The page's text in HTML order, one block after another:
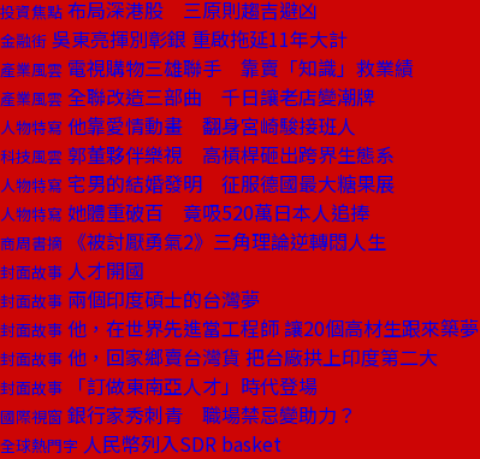
投資焦點 布局深港股 三原則趨吉避凶
金融街 吳東亮揮別彰銀 重啟拖延11年大計
產業風雲 電視購物三雄聯手 靠賣「知識」救業績
產業風雲 全聯改造三部曲 千日讓老店變潮牌
人物特寫 他靠愛情動畫 翻身宮崎駿接班人
科技風雲 郭董夥伴樂視 高槓桿砸出跨界生態系
人物特寫 宅男的結婚發明 征服德國最大糖果展
人物特寫 她體重破百 竟吸520萬日本人追捧
商周書摘 《被討厭勇氣2》三角理論逆轉悶人生
封面故事 人才開國
封面故事 兩個印度碩士的台灣夢
封面故事 他，在世界先進當工程師 讓20個高材生跟來築夢
封面故事 他，回家鄉賣台灣貨 把台廠拱上印度第二大
封面故事 「訂做東南亞人才」時代登場
國際視窗 銀行家秀刺青 職場禁忌變助力？
全球熱門字 人民幣列入SDR basket